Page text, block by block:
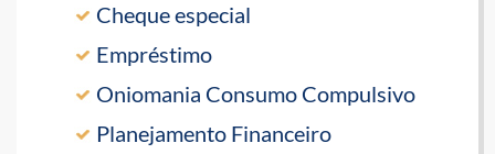
Cheque especial
Empréstimo
Oniomania Consumo Compulsivo
Planejamento Financeiro